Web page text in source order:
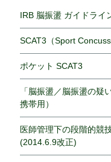
IRB 脳振盪 ガイドライ
SCAT3（Sport
ポケット SCAT3
「脳振盪／脳振盪の疑
携帯用）
医師管理下の段階的競
(2014.6.9改正)